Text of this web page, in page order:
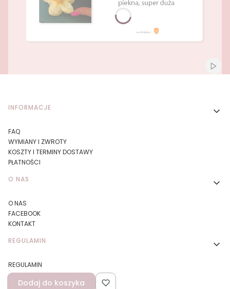
Linki w stopce
INFORMACJE
FAQ
WYMIANY I ZWROTY
KOSZTY I TERMINY DOSTAWY
PŁATNOŚCI
O NAS
O NAS
FACEBOOK
KONTAKT
REGULAMIN
REGULAMIN
DBAMY O ŚRODOWISKO
POLITYKA PRYWATNOŚCI
Dodaj do koszyka